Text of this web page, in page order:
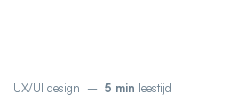
UX/UI design – 5 min leestijd